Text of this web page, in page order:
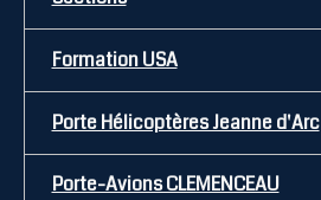
Formation USA
Porte Hélicoptères Jeanne d'Arc
Porte-Avions CLEMENCEAU